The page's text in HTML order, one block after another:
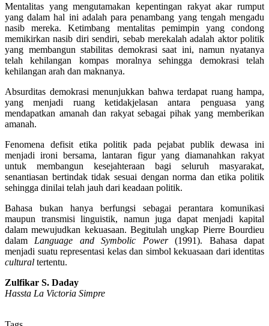
Mentalitas yang mengutamakan kepentingan rakyat akar rumput
yang dalam hal ini adalah para penambang yang tengah mengadu
nasib mereka. Ketimbang mentalitas pemimpin yang condong
memikirkan nasib diri sendiri, sebab merekalah adalah aktor politik
yang membangun stabilitas demokrasi saat ini, namun nyatanya
telah kehilangan kompas moralnya sehingga demokrasi telah
kehilangan arah dan maknanya.
Absurditas demokrasi menunjukkan bahwa terdapat ruang hampa,
yang menjadi ruang ketidakjelasan antara penguasa yang
mendapatkan amanah dan rakyat sebagai pihak yang memberikan
amanah.
Fenomena defisit etika politik pada pejabat publik dewasa ini
menjadi ironi bersama, lantaran figur yang diamanahkan rakyat
untuk membangun kesejahteraan bagi seluruh masyarakat,
senantiasan bertindak tidak sesuai dengan norma dan etika politik
sehingga dinilai telah jauh dari keadaan politik.
Bahasa bukan hanya berfungsi sebagai perantara komunikasi
maupun transmisi linguistik, namun juga dapat menjadi kapital
dalam mewujudkan kekuasaan. Begitulah ungkap Pierre Bourdieu
dalam Language and Symbolic Power(1991). Bahasa dapat
menjadi suatu representasi kelas dan simbol kekuasaan dari identitas
cultural tertentu.
Zulfikar S. Daday
Hassta La Victoria Simpre